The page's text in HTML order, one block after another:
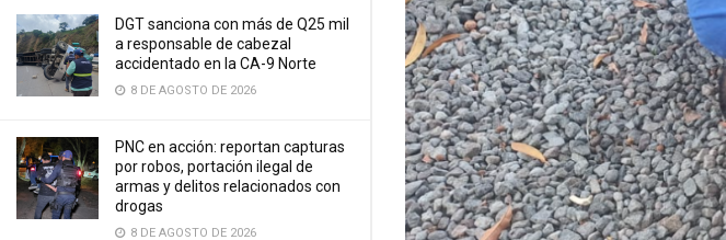
DGT sanciona con más de Q25 mil
a responsable de cabezal
accidentado en la CA-9 Norte
8 DE AGOSTO DE 2026
PNC en acción: reportan capturas
por robos, portación ilegal de
armas y delitos relacionados con
drogas
8 DE AGOSTO DE 2026